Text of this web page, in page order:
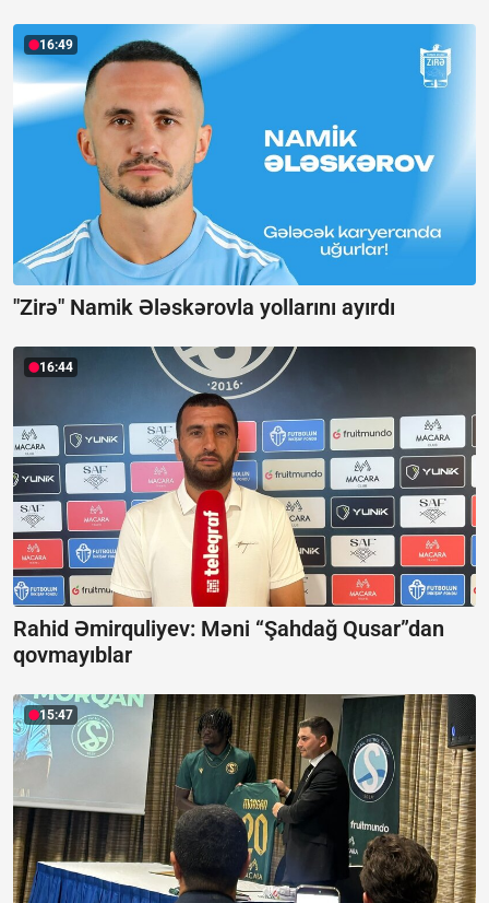
16:49
"Zirə" Namik Ələskərovla yollarını ayırdı
16:44
Rahid Əmirquliyev: Məni “Şahdağ Qusar”dan
qovmayıblar
15:47